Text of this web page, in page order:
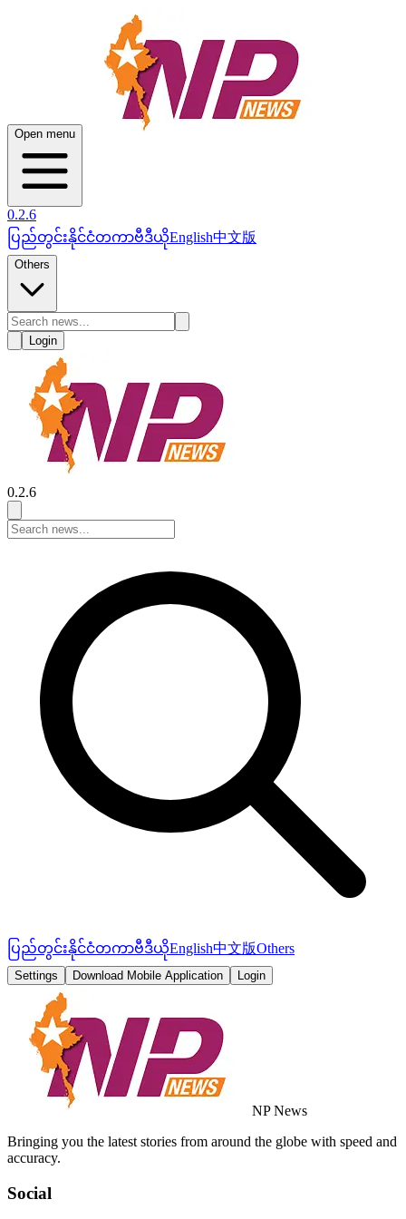
Open menu
0.2.6
ပြည်တွင်းနိုင်ငံတကာဗီဒီယိုEnglish中文版
Others
Login
0.2.6
ပြည်တွင်းနိုင်ငံတကာဗီဒီယိုEnglish中文版Others
Settings Download Mobile Application Login
NP News
Bringing you the latest stories from around the globe with speed and
accuracy.
Social